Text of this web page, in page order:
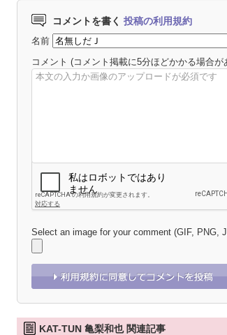
コメントを書く 投稿の利用規約
名前
コメント (コメント掲載に5分ほどかかる場合が
Select an image for your comment (GIF, PNG,
KAT-TUN 亀梨和也 関連記事